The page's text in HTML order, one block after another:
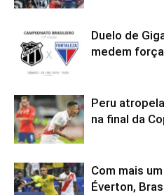
Duelo de
medem
Peru
na final da
Com mais
Éverton,